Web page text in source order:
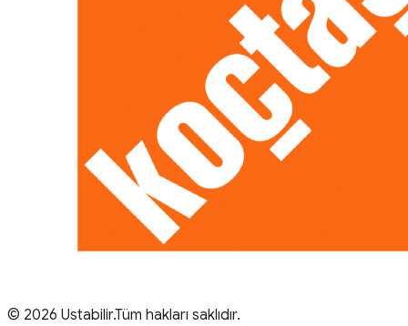
© 2026 Ustabilir.Tüm hakları saklıdır.